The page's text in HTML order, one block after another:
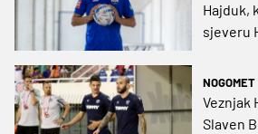
Hajduk,
sjeveru
NOGOMET
Veznjak
Slaven